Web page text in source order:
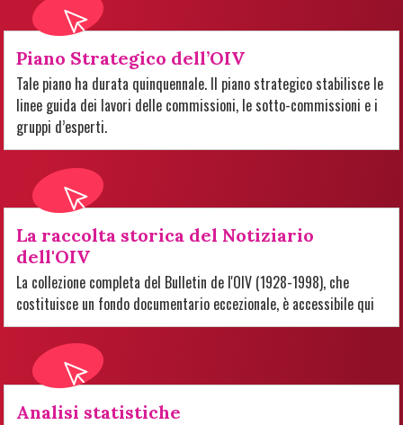
Piano Strategico dell’OIV
Tale piano ha durata quinquennale. Il piano strategico stabilisce le
linee guida dei lavori delle commissioni, le sotto-commissioni e i
gruppi d’esperti.
La raccolta storica del Notiziario
dell'OIV
La collezione completa del Bulletin de l'OIV (1928-1998), che
costituisce un fondo documentario eccezionale, è accessibile qui
Analisi statistiche